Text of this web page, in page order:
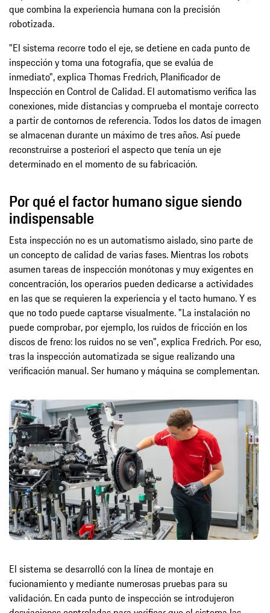
que combina la experiencia humana con la precisión
robotizada.
"El sistema recorre todo el eje, se detiene en cada punto de
inspección y toma una fotografía, que se evalúa de
inmediato", explica Thomas Fredrich, Planificador de
Inspección en Control de Calidad. El automatismo verifica las
conexiones, mide distancias y comprueba el montaje correcto
a partir de contornos de referencia. Todos los datos de imagen
se almacenan durante un máximo de tres años. Así puede
reconstruirse a posteriori el aspecto que tenía un eje
determinado en el momento de su fabricación.
Por qué el factor humano sigue siendo
indispensable
Esta inspección no es un automatismo aislado, sino parte de
un concepto de calidad de varias fases. Mientras los robots
asumen tareas de inspección monótonas y muy exigentes en
concentración, los operarios pueden dedicarse a actividades
en las que se requieren la experiencia y el tacto humano. Y es
que no todo puede captarse visualmente. "La instalación no
puede comprobar, por ejemplo, los ruidos de fricción en los
discos de freno: los ruidos no se ven", explica Fredrich. Por eso,
tras la inspección automatizada se sigue realizando una
verificación manual. Ser humano y máquina se complementan.
El sistema se desarrolló con la línea de montaje en
fucionamiento y mediante numerosas pruebas para su
validación. En cada punto de inspección se introdujeron